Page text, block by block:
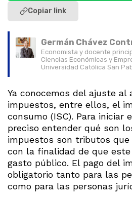
Copiar link
Germán Chávez
Economista y docente
Ciencias Económicas y
Universidad Católica San
Ya conocemos del ajuste al
impuestos, entre ellos, el
consumo (ISC). Para iniciar
preciso entender qué son
impuestos son tributos que
con la finalidad de que
gasto público. El pago del
obligatorio tanto para las
como para las personas